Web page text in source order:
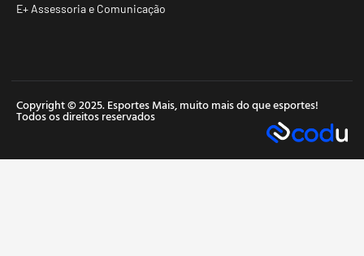
E+ Assessoria e Comunicação
Copyright © 2025. Esportes Mais, muito mais do que esportes!
Todos os direitos reservados